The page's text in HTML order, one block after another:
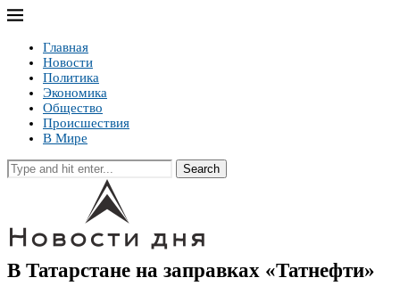
Главная
Новости
Политика
Экономика
Общество
Происшествия
В Мире
Search
В Татарстане на заправках «Татнефти»